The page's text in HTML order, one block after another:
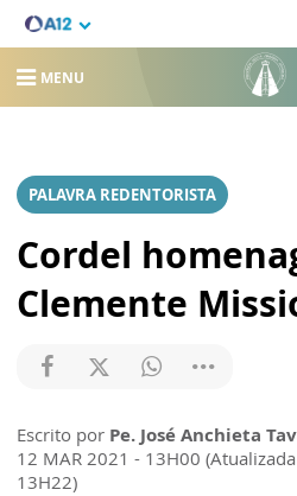
MENU
PALAVRA REDENTORISTA
Cordel
Clemente
Escrito por Pe. José Anchieta
12 MAR 2021 - 13H00
13H22)